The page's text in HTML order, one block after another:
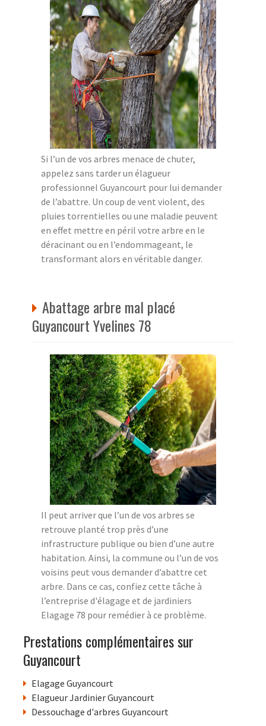
Si l’un de vos arbres menace de chuter,
appelez sans tarder un élagueur
professionnel Guyancourt pour lui demander
de l’abattre. Un coup de vent violent, des
pluies torrentielles ou une maladie peuvent
en effet mettre en péril votre arbre en le
déracinant ou en l’endommageant, le
transformant alors en véritable danger.
Abattage arbre mal placé
Guyancourt Yvelines 78
Il peut arriver que l’un de vos arbres se
retrouve planté trop près d’une
infrastructure publique ou bien d’une autre
habitation. Ainsi, la commune ou l’un de vos
voisins peut vous demander d’abattre cet
arbre. Dans ce cas, confiez cette tâche à
l’entreprise d'élagage et de jardiniers
Elagage 78 pour remédier à ce problème.
Prestations complémentaires sur
Guyancourt
Elagage Guyancourt
Elagueur Jardinier Guyancourt
Dessouchage d'arbres Guyancourt